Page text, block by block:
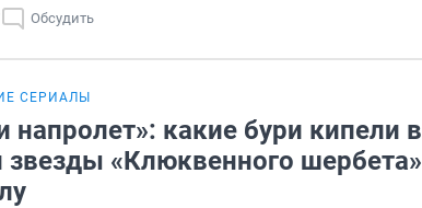
Обсудить
СЕРИАЛЫ
напролет»: какие бури кипели в
«Клюквенного шербета»